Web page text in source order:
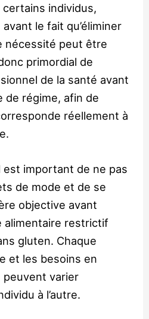
individus,
le fait qu’éliminer
nécessité peut être
primordial de
de la santé avant
de régime, afin de
réellement à
est important de ne pas
de mode et de se
objective avant
alimentaire restrictif
gluten. Chaque
et les besoins en
varier
à l’autre.